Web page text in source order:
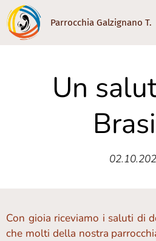
Parrocchia Galzignano T.
Un
Con gioia riceviamo i saluti di
che molti della nostra